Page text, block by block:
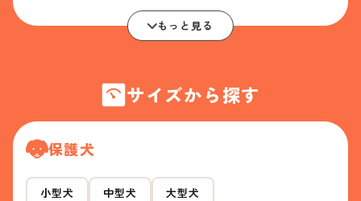
もっと見る
サイズから探す
保護犬
小型犬 中型犬 大型犬